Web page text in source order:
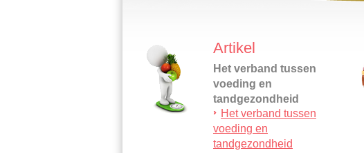
Artikel
Het verband tussen
voeding en
tandgezondheid
Voeding heeft niet alleen
invloed op je gewicht,
maar ook op je gebit…
Het verband tussen
voeding en
tandgezondheid